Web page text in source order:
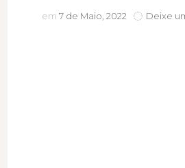
em 7 de Maio, 2022 Deixe